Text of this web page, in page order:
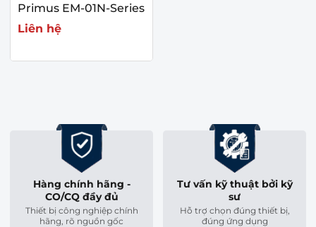
Primus EM-01N-Series
Liên hệ
Hàng chính hãng -
CO/CQ đầy đủ
Thiết bị công nghiệp chính
hãng, rõ nguồn gốc
Tư vấn kỹ thuật bởi kỹ
sư
Hỗ trợ chọn đúng thiết bị,
đúng ứng dụng